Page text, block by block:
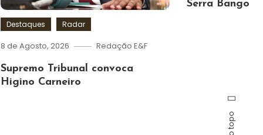
Destaques Radar
8 de Agosto, 2026 Redação E&F
Supremo Tribunal convoca
Higino Carneiro
Serra Bango